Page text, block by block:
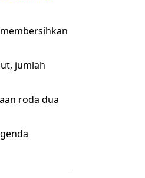
jumlah
roda dua